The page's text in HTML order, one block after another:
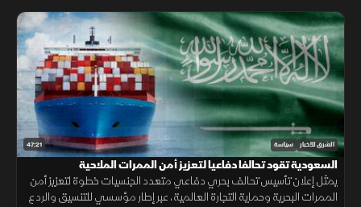
47:21 الشرق للأخبار سياسة
السعودية تقود تحالفا دفاعيا لتعزيز أمن الممرات الملاحية
يمثل إعلان تأسيس تحالف بحري دفاعي متعدد الجنسيات خطوة لتعزيز أمن
الممرات البحرية وحماية التجارة العالمية، عبر إطار مؤسسي للتنسيق والردع